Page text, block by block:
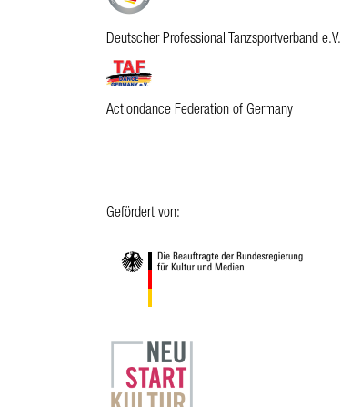
Deutscher Professional Tanzsportverband e.V.
Actiondance Federation of Germany
Gefördert von: